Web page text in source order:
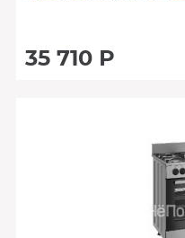
35 710 Р